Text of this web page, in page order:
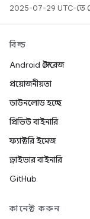
2025-07-29 UTC-তে
বিল্ড
Android স্টোরেজ
প্রয়োজনীয়তা
ডাউনলোড হচ্ছে
প্রিভিউ বাইনারি
ফ্যাক্টরি ইমেজ
ড্রাইভার বাইনারি
GitHub
কানেক্ট করুন